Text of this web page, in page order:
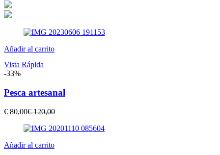
Añadir al carrito
Vista Rápida
-33%
Pesca artesanal
€ 80,00El
actual
€ 80,00.
€120,00El
original
Añadir al carrito